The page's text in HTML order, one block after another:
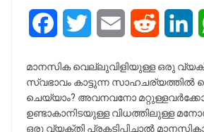
FacebookTwitter Email Reddit
മാനസിക വെല്ലുവിളിയുള്ള ഒരു
സ്വഭാവം കാട്ടുന്ന സാഹചര്യത്തിൽ
ചെയ്യാം? അവനവനോ
ഉണ്ടാകാനിടയുള്ള വിധത്തിലുള്ള
ഒരു വ്യക്തി പ്രകടിപ്പിച്ചാൽ